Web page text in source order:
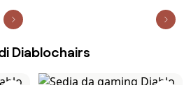
Diablochairs